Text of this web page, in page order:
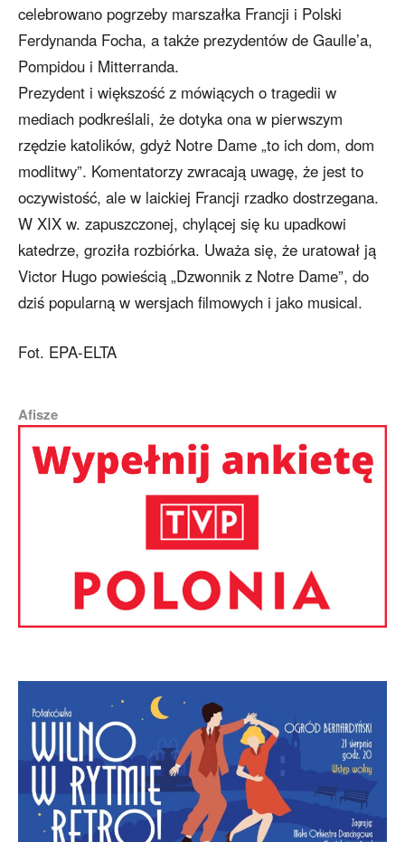
celebrowano pogrzeby marszałka Francji i Polski
Ferdynanda Focha, a także prezydentów de Gaulle’a,
Pompidou i Mitterranda.
Prezydent i większość z mówiących o tragedii w
mediach podkreślali, że dotyka ona w pierwszym
rzędzie katolików, gdyż Notre Dame „to ich dom, dom
modlitwy”. Komentatorzy zwracają uwagę, że jest to
oczywistość, ale w laickiej Francji rzadko dostrzegana.
W XIX w. zapuszczonej, chylącej się ku upadkowi
katedrze, groziła rozbiórka. Uważa się, że uratował ją
Victor Hugo powieścią „Dzwonnik z Notre Dame”, do
dziś popularną w wersjach filmowych i jako musical.
Fot. EPA-ELTA
Afisze